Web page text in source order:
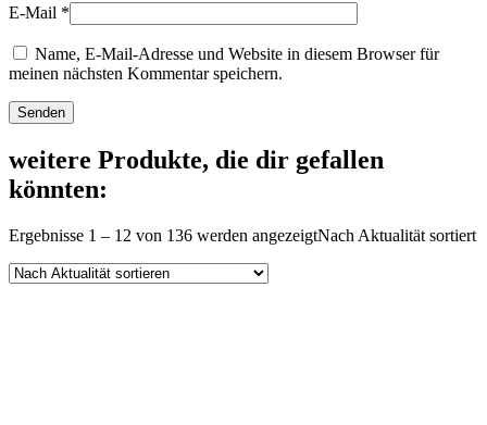
E-Mail *
Name, E-Mail-Adresse und Website in diesem Browser für
meinen nächsten Kommentar speichern.
weitere Produkte, die dir gefallen
könnten:
Ergebnisse 1 – 12 von 136 werden angezeigtNach Aktualität sortiert